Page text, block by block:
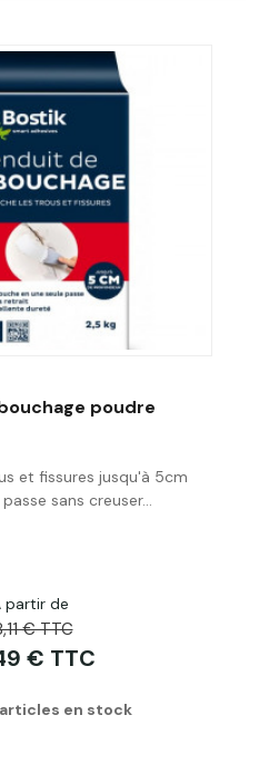
poudre
et fissures jusqu'à 5cm
sans creuser...
partir de
€ TTC
€ TTC
en stock